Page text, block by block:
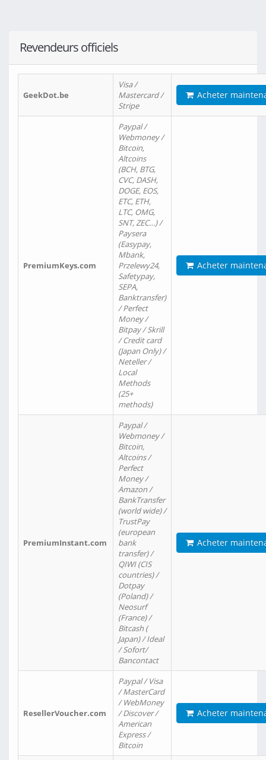
Revendeurs officiels
GeekDot.be
Visa /
Mastercard /
Stripe
Acheter
PremiumKeys.com
Paypal /
Webmoney /
Bitcoin,
Altcoins
(BCH, BTG,
CVC, DASH,
DOGE, EOS,
ETC, ETH,
LTC, OMG,
SNT, ZEC…) /
Paysera
(Easypay,
Mbank,
Przelewy24,
Safetypay,
SEPA,
Banktransfer)
/ Perfect
Money /
Bitpay / Skrill
/ Credit card
(Japan Only) /
Neteller /
Local
Methods
(25+
methods)
Acheter
PremiumInstant.com
Paypal /
Webmoney /
Bitcoin,
Altcoins /
Perfect
Money /
Amazon /
BankTransfer
(world wide) /
TrustPay
(european
bank
transfer) /
QIWI (CIS
countries) /
Dotpay
(Poland) /
Neosurf
(France) /
Bitcash (
Japan) / Ideal
/ Sofort/
Bancontact
Acheter
ResellerVoucher.com
Paypal / Visa
/ MasterCard
/ WebMoney
/ Discover /
American
Express /
Bitcoin
Acheter